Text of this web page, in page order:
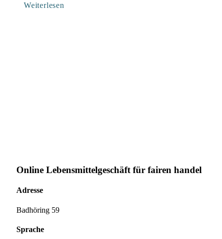
Weiterlesen
Online Lebensmittelgeschäft für fairen handel
Adresse
Badhöring 59
Sprache